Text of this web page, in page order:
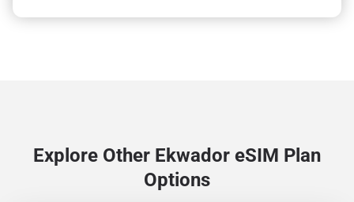
Explore Other Ekwador eSIM Plan
Options